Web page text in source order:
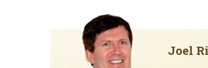
Joel